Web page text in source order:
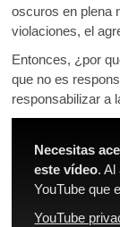
oscuros en plena
violaciones, el
Entonces, ¿por
que no es
responsabilizar a
Necesitas
este vídeo. Al
YouTube que
YouTube